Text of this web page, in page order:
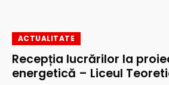
ACTUALITATE
Recepția lucrărilor la
energetică – Liceul